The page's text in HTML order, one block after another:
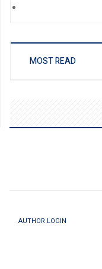
MOST READ
AUTHOR LOGIN